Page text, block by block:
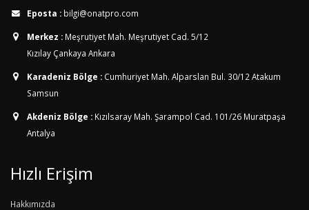
Eposta : bilgi@onatpro.com
Merkez : Meşrutiyet Mah. Meşrutiyet Cad. 5/12
Kızılay Çankaya Ankara
Karadeniz Bölge : Cumhuriyet Mah. Alparslan Bul. 30/12 Atakum
Samsun
Akdeniz Bölge : Kızılsaray Mah. Şarampol Cad. 101/26 Muratpaşa
Antalya
Hızlı Erişim
Hakkımızda